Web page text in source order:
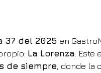
37 del 2025 en
La Lorenza. Este
de siempre, donde la